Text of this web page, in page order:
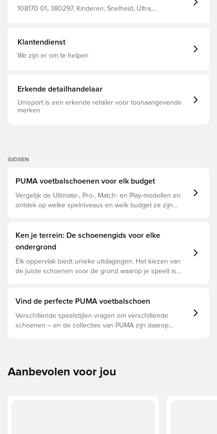
bestaande uit minstens 20% gerecycled materiaal, wat
108170 01, 380297, Kinderen, Snelheid, Ultra,
Klantendienst
We zijn er om te helpen
Erkende detailhandelaar
Unisport is een erkende retailer voor toonaangevende
merken
GIDSEN
PUMA voetbalschoenen voor elk budget
Vergelijk de Ultimate-, Pro-, Match- en Play-modellen en
ontdek op welke spelniveaus en welk budget ze zijn
Ken je terrein: De schoenengids voor elke
ondergrond
Elk oppervlak biedt unieke uitdagingen. Het kiezen van
de juiste schoenen voor de grond waarop je speelt is
schoen. Lees verder om te zien welke schoenen de
Vind de perfecte PUMA voetbalschoen
Verschillende speelstijlen vragen om verschillende
schoenen – en de collecties van PUMA zijn daarop
Aanbevolen voor jou